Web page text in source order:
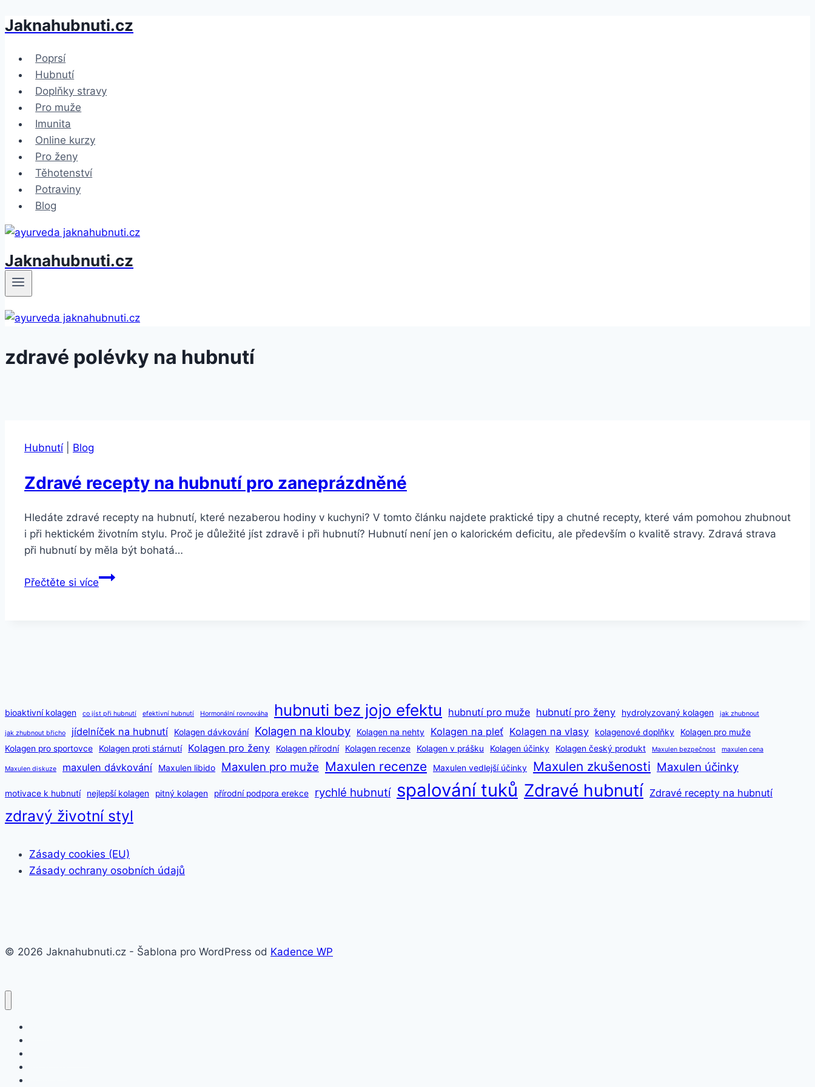
Přeskočit
obsah
Jaknahubnuti.cz
Poprsí
Hubnutí
Doplňky stravy
Pro muže
Imunita
Online kurzy
Pro ženy
Těhotenství
Potraviny
Blog
Jaknahubnuti.cz
zdravé polévky na hubnutí
Hubnutí| Blog
Zdravé recepty na hubnutí pro zaneprázdněné
Hledáte zdravé recepty na hubnutí, které nezaberou hodiny v kuchyni? V tomto článku najdete praktické tipy a chutné recepty, které vám pomohou zhubnout
i při hektickém životním stylu. Proč je důležité jíst zdravě i při hubnutí? Hubnutí není jen o kalorickém deficitu, ale především o kvalitě stravy. Zdravá strava
při hubnutí by měla být bohatá…
Přečtěte si víceZdravé
bioaktivní kolagen co jíst při hubnutí efektivní hubnutí Hormonální rovnováha hubnuti bez jojo efektu hubnutí pro muže hubnutí pro ženy hydrolyzovaný kolagen jak zhubnout
jak zhubnout břicho jídelníček na hubnutí Kolagen dávkování Kolagen na klouby Kolagen na nehty Kolagen na pleť Kolagen na vlasy kolagenové doplňky
Kolagen pro muže
Kolagen pro sportovce
Kolagen proti stárnutí Kolagen pro ženy Kolagen přírodní Kolagen recenze Kolagen v prášku Kolagen účinky Kolagen český produkt Maxulen bezpečnost maxulen cena
Maxulen diskuze maxulen dávkování Maxulen libido Maxulen pro muže Maxulen recenze Maxulen vedlejší účinky Maxulen zkušenosti Maxulen účinky
motivace k hubnutí nejlepší kolagen pitný kolagen přírodní podpora erekce rychlé hubnutí spalování tuků Zdravé hubnutí Zdravé recepty na hubnutí
zdravý životní styl
Zásady cookies (EU)
Zásady ochrany osobních údajů
© 2026 Jaknahubnuti.cz - Šablona pro WordPress od Kadence WP